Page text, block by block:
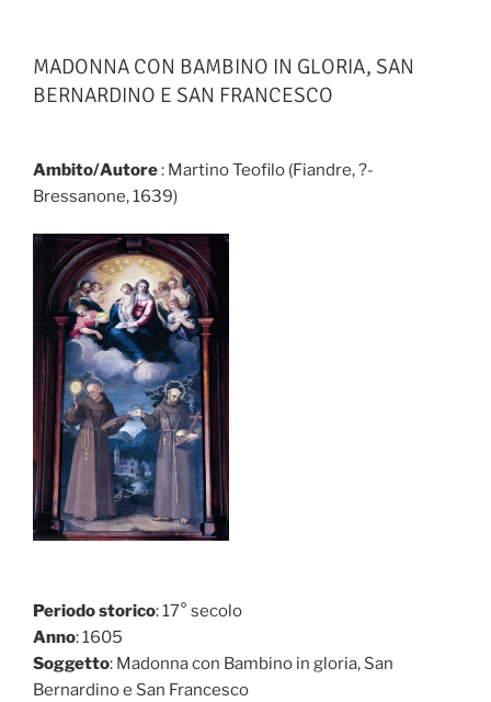
MADONNA CON BAMBINO IN GLORIA, SAN
BERNARDINO E SAN FRANCESCO
Ambito/Autore: Martino Teofilo (Fiandre, ?-
Bressanone, 1639)
Periodo storico: 17° secolo
Anno: 1605
Soggetto: Madonna con Bambino in gloria, San
Bernardino e San Francesco